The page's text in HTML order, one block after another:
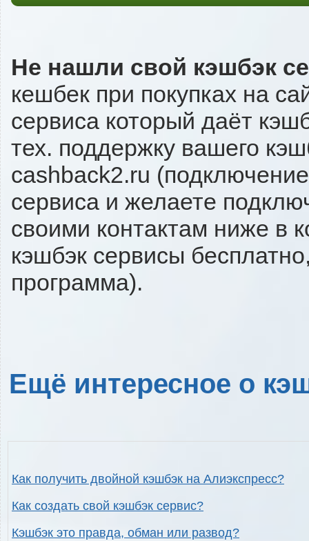
Не нашли свой кэшбэк
кешбек при покупках на
сервиса который даёт
тех. поддержку вашего
cashback2.ru
сервиса и желаете
своими контактам ниже в
кэшбэк сервисы
программа).
Ещё интересное о
Как получить двойной кэшбэк на Алиэкспресс?
Как создать свой кэшбэк сервис?
Кэшбэк это правда, обман или развод?